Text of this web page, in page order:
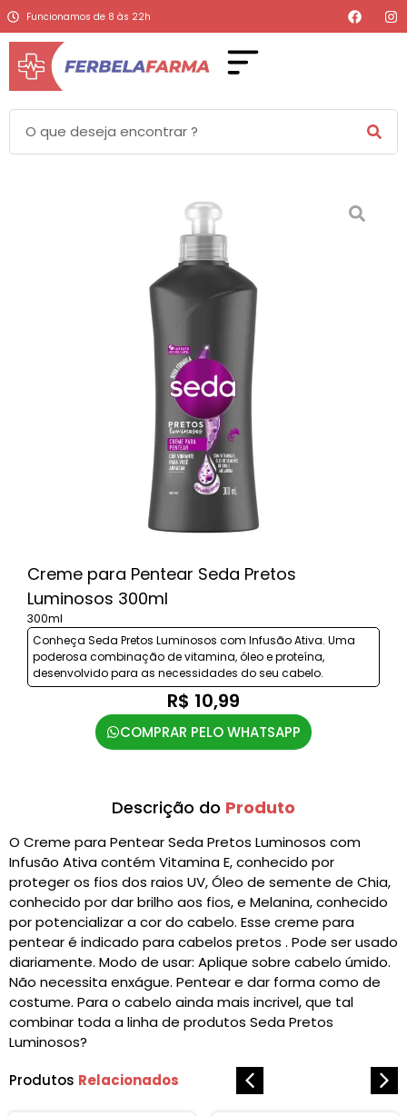
Funcionamos de 8 às 22h
Creme para Pentear Seda Pretos
Luminosos 300ml
300ml
Conheça Seda Pretos Luminosos com Infusão Ativa. Uma
poderosa combinação de vitamina, óleo e proteína,
desenvolvido para as necessidades do seu cabelo.
R$ 10,99
COMPRAR PELO WHATSAPP
Descrição do Produto
O Creme para Pentear Seda Pretos Luminosos com
Infusão Ativa contém Vitamina E, conhecido por
proteger os fios dos raios UV, Óleo de semente de Chia,
conhecido por dar brilho aos fios, e Melanina, conhecido
por potencializar a cor do cabelo. Esse creme para
pentear é indicado para cabelos pretos . Pode ser usado
diariamente. Modo de usar: Aplique sobre cabelo úmido.
Não necessita enxágue. Pentear e dar forma como de
costume. Para o cabelo ainda mais incrivel, que tal
combinar toda a linha de produtos Seda Pretos
Luminosos?
Produtos Relacionados